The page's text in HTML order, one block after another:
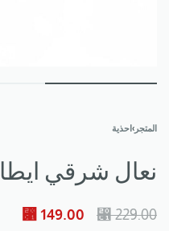
المتجر › احذية
نعال شرقي
⃁229.00
⃁ 149.00